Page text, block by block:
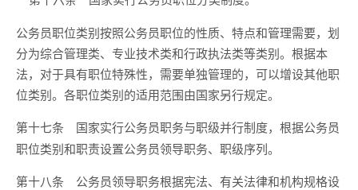
公务员职位类别按照公务员职位的性质、特点和管理需要，划
分为综合管理类、专业技术类和行政执法类等类别。根据本
法，对于具有职位特殊性，需要单独管理的，可以增设其他职
位类别。各职位类别的适用范围由国家另行规定。
第十七条
国家实行公务员职务与职级并行制度，根据公务员
职位类别和职责设置公务员领导职务、职级序列。
第十八条
公务员领导职务根据宪法、有关法律和机构规格设